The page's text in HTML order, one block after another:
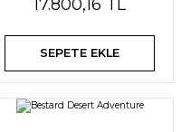
17.800,16 TL
SEPETE EKLE